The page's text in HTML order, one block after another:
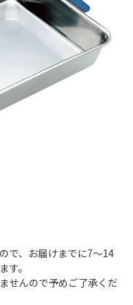
で、お届けまでに7～14
す。
せんので予めご了承くだ